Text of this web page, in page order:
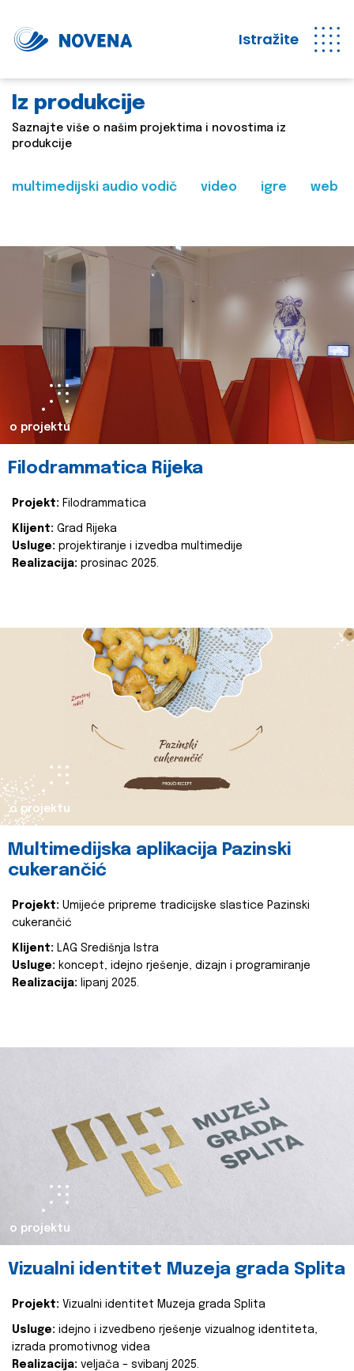
Istražite
Iz produkcije
Saznajte više o našim projektima i novostima iz
produkcije
multimedijski audio vodič video igre web
o projektu
Filodrammatica Rijeka
Projekt: Filodrammatica
Klijent: Grad Rijeka
Usluge: projektiranje i izvedba multimedije
Realizacija: prosinac 2025.
o projektu
Multimedijska aplikacija Pazinski
cukerančić
Projekt: Umijeće pripreme tradicijske slastice Pazinski
cukerančić
Klijent: LAG Središnja Istra
Usluge: koncept, idejno rješenje, dizajn i programiranje
Realizacija: lipanj 2025.
o projektu
Vizualni identitet Muzeja grada Splita
Projekt: Vizualni identitet Muzeja grada Splita
Usluge: idejno i izvedbeno rješenje vizualnog identiteta,
izrada promotivnog videa
Realizacija: veljača – svibanj 2025.